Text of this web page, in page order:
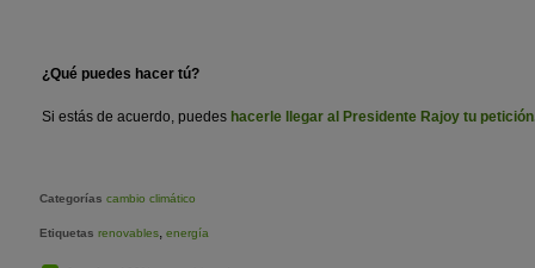
¿Qué puedes hacer tú?
Si estás de acuerdo, puedes hacerle llegar al Presidente Rajoy tu
Categorías cambio climático
Etiquetas renovables, energía